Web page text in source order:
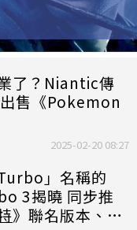
了？Niantic傳
售《Pokemon
2025-02-20 08:27
」名稱的
3揭曉 同步推
》聯名版本、新